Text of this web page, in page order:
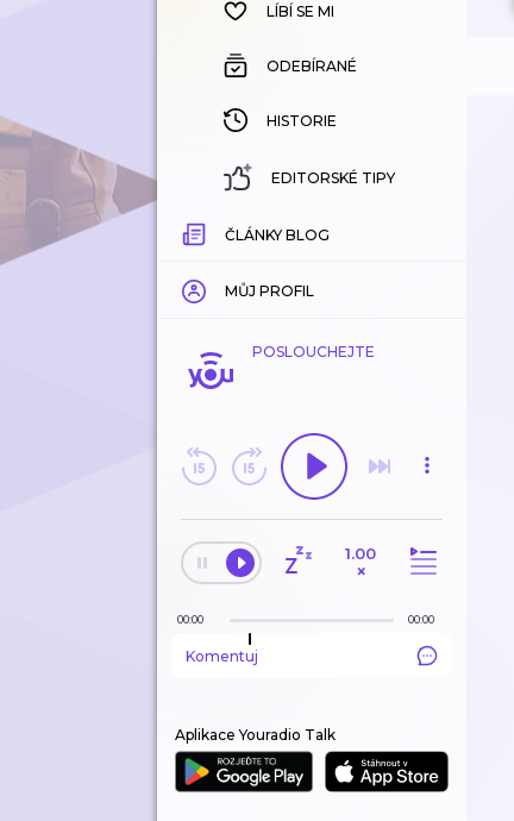
HISTORIE
LÍBÍ SE MI
ODEBÍRANÉ
HISTORIE
EDITORSKÉ TIPY
ČLÁNKY BLOG
MŮJ PROFIL
POSLOUCHEJTE
1.00
×
00:00 00:00
Komentuj
Aplikace Youradio Talk